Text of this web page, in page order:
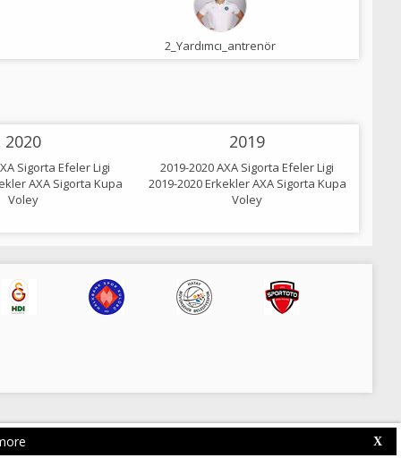
X
2_Yardımcı_antrenör
2020
Sigorta Efeler Ligi
AXA Sigorta Kupa
Voley
2019
2019-2020 AXA Sigorta Efeler Ligi
2019-2020 Erkekler AXA Sigorta Kupa
Voley
Web Competition Site © 2026 by